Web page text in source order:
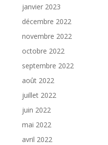
janvier 2023
décembre 2022
novembre 2022
octobre 2022
septembre 2022
août 2022
juillet 2022
juin 2022
mai 2022
avril 2022